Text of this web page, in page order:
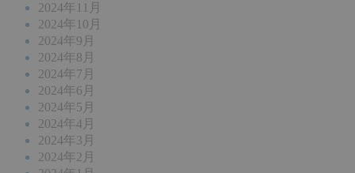
2024年11月
2024年10月
2024年9月
2024年8月
2024年7月
2024年6月
2024年5月
2024年4月
2024年3月
2024年2月